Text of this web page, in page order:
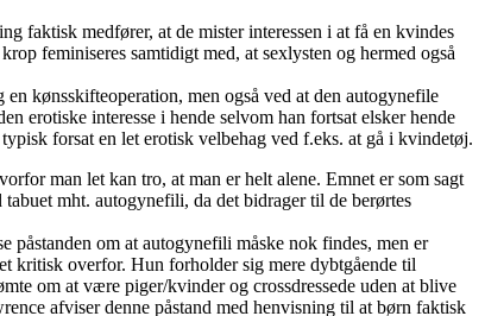
faktisk medfører, at de mister interessen i at få en kvindes
feminiseres samtidigt med, at sexlysten og hermed også
kønsskifteoperation, men også ved at den autogynefile
erotiske interesse i hende selvom han fortsat elsker hende
forsat en let erotisk velbehag ved f.eks. at gå i kvindetøj.
man let kan tro, at man er helt alene. Emnet er som sagt
mht. autogynefili, da det bidrager til de berørtes
om at autogynefili måske nok findes, men er
kritisk overfor. Hun forholder sig mere dybtgående til
om at være piger/kvinder og crossdressede uden at blive
afviser denne påstand med henvisning til at børn faktisk